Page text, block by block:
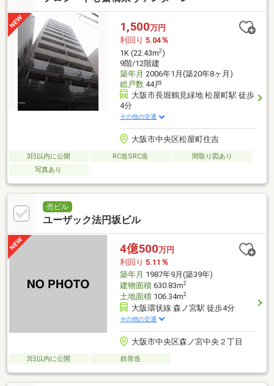
1,500万円
利回り 5.04％
1K (22.43m2)
9階/12階建
築年月 2006年1月(築20年8ヶ月)
総戸数44戸
大阪市長堀鶴見緑地 松屋町駅 徒歩
4分
その他の交通
大阪市中央区松屋町住吉
3日以内に公開 RC造SRC造
間取り図あり
写真あり
売ビル
ユーザック法円坂ビル
4億500万円
利回り 5.11％
築年月 1987年9月(築39年)
建物面積630.83m2
土地面積106.34m2
大阪環状線 森ノ宮駅 徒歩4分
その他の交通
大阪市中央区森ノ宮中央２丁目
3日以内に公開 鉄骨造